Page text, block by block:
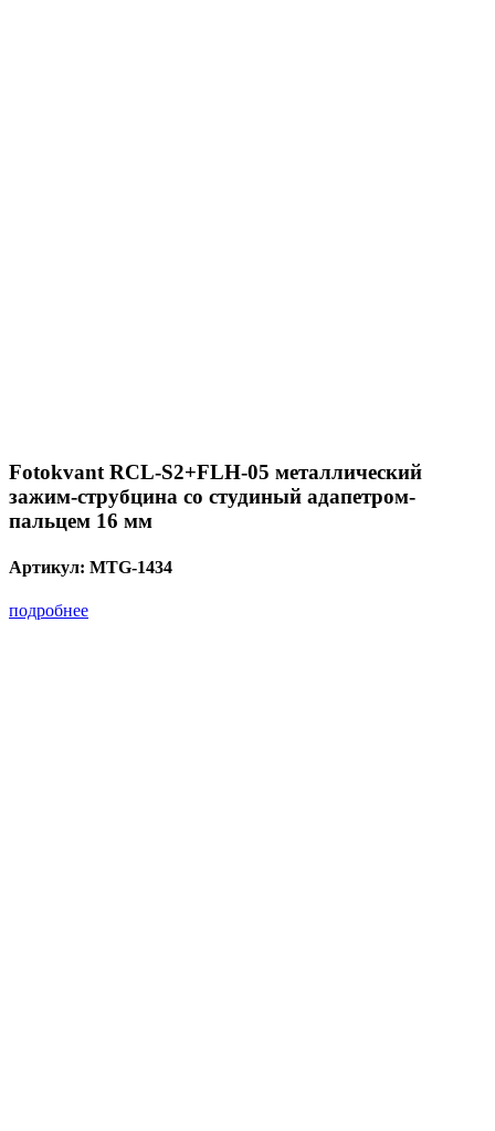
Fotokvant RCL-S2+FLH-05 металлический
зажим-струбцина со студиный адапетром-
пальцем 16 мм
Артикул: MTG-1434
подробнее